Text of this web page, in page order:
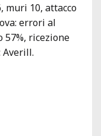
muri 10, attacco
errori al
57%, ricezione
Averill.